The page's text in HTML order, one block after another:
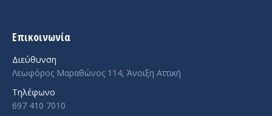
Επικοινωνία
Διεύθυνση
Λεωφόρος Μαραθώνος 114, Άνοιξη Αττική
Τηλέφωνο
697 410 7010